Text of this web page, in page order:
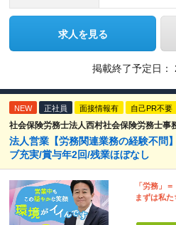
求人を見る
掲載終了予定日：
NEW 正社員 面接情報有 自己PR不要
社会保険労務士法人西村社会保険労務士事
法人営業【労務関連業務の経験不問
ブ充実/賞与年2回/残業ほぼなし
「労務」
まずは私た